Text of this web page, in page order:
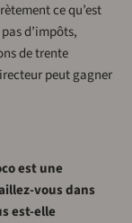
ce qu’est
d’impôts,
de trente
peut gagner
est une
vous dans
est-elle